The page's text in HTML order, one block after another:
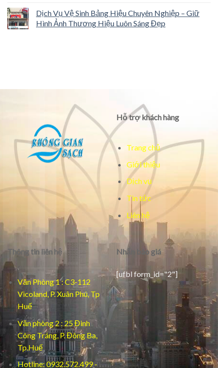
Dịch Vụ Vệ Sinh Bảng Hiệu Chuyên Nghiệp – Giữ
Hình Ảnh Thương Hiệu Luôn Sáng Đẹp
Hỗ trợ khách hàng
Trang chủ
Giới thiệu
Dịch vụ
Tin tức
Liên hệ
Thông tin liên hệ
Văn Phòng 1 : C3-112
Vicoland, P. Xuân Phú, Tp
Huế
Văn phòng 2 : 25 Đinh
Công Tráng, P. Đông Ba,
Tp.Huế
Hotline: 0932.572.499 -
Nhận báo giá
[ufbl form_id="2"]